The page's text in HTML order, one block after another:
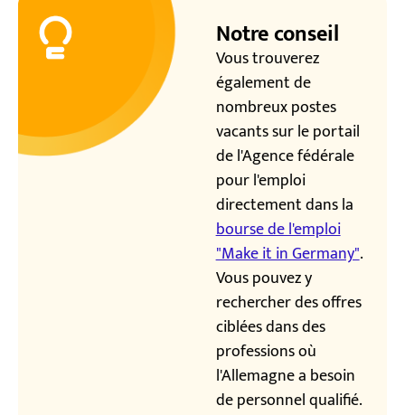
Notre conseil
Vous trouverez
également de
nombreux postes
vacants sur le portail
de l'Agence fédérale
pour l'emploi
directement dans la
bourse de l'emploi
"Make it in Germany".
Vous pouvez y
rechercher des offres
ciblées dans des
professions où
l'Allemagne a besoin
de personnel qualifié.